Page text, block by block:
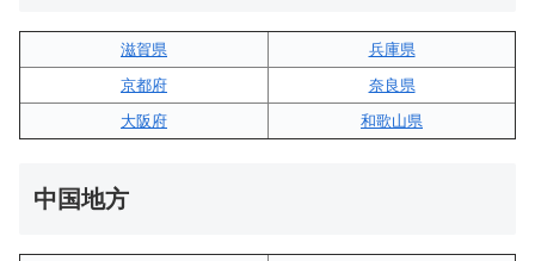
滋賀県
兵庫県
京都府
奈良県
大阪府
和歌山県
中国地方